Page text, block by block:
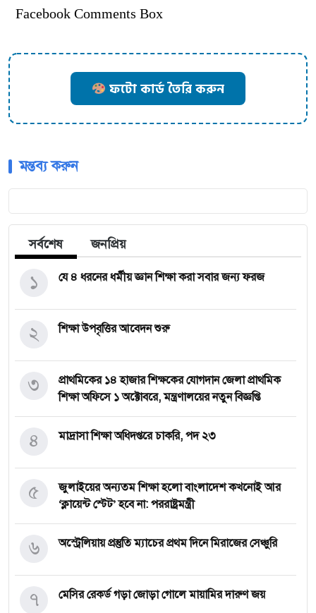
Facebook Comments Box
ফটো কার্ড তৈরি করুন
মন্তব্য করুন
সর্বশেষ জনপ্রিয়
যে ৪ ধরনের ধর্মীয় জ্ঞান শিক্ষা করা সবার জন্য ফরজ
১
শিক্ষা উপবৃত্তির আবেদন শুরু
২
প্রাথমিকের ১৪ হাজার শিক্ষকের যোগদান জেলা প্রাথমিক
শিক্ষা অফিসে ১ অক্টোবরে, মন্ত্রণালয়ের নতুন বিজ্ঞপ্তি
৩
মাদ্রাসা শিক্ষা অধিদপ্তরে চাকরি, পদ ২৩
৪
জুলাইয়ের অন্যতম শিক্ষা হলো বাংলাদেশ কখনোই আর
‘ক্লায়েন্ট স্টেট’ হবে না: পররাষ্ট্রমন্ত্রী
৫
অস্ট্রেলিয়ায় প্রস্তুতি ম্যাচের প্রথম দিনে মিরাজের সেঞ্চুরি
৬
মেসির রেকর্ড গড়া জোড়া গোলে মায়ামির দারুণ জয়
৭